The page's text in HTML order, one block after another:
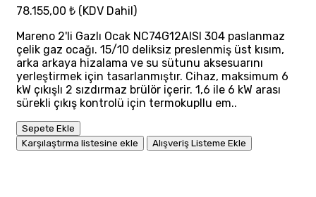
78.155,00 ₺ (KDV Dahil)
Mareno 2'li Gazlı Ocak NC74G12AISI 304 paslanmaz
çelik gaz ocağı. 15/10 deliksiz preslenmiş üst kısım,
arka arkaya hizalama ve su sütunu aksesuarını
yerleştirmek için tasarlanmıştır. Cihaz, maksimum 6
kW çıkışlı 2 sızdırmaz brülör içerir. 1,6 ile 6 kW arası
sürekli çıkış kontrolü için termokupllu em..
Sepete Ekle
Karşılaştırma listesine ekle
Alışveriş Listeme Ekle